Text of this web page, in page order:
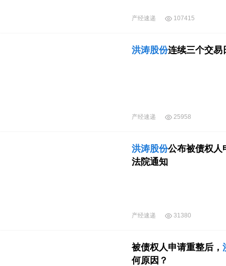
产经速递 107415
洪涛股份连续三个交易
产经速递 25958
洪涛股份公布被债权人
法院通知
产经速递 31380
被债权人申请重整后，
何原因？